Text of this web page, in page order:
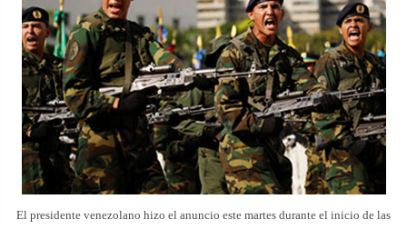
El presidente venezolano hizo el anuncio este martes durante el inicio de las